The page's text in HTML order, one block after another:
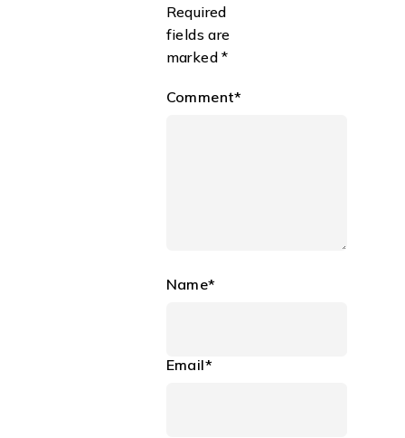
Required
fields are
marked *
Comment*
Name*
Email*